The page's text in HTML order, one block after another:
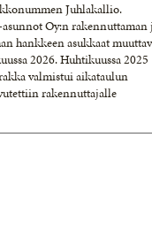
Juhlakallio.
Oy:n rakennuttaman
hankkeen asukkaat
2026. Huhtikuussa 2025
valmistui aikataulun
rakennuttajalle